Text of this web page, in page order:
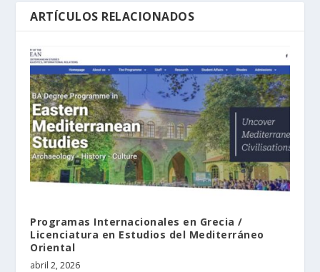
ARTÍCULOS RELACIONADOS
Programas Internacionales en Grecia /
Licenciatura en Estudios del Mediterráneo
Oriental
abril 2, 2026